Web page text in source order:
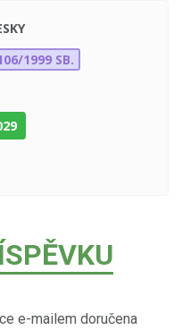
1999 SB.
e-mailem doručena